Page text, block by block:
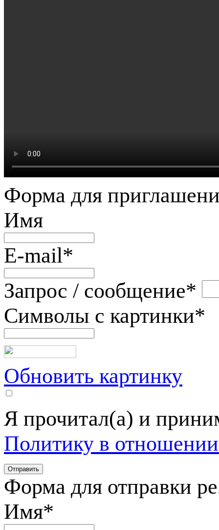
Форма для
Имя
E-mail*
Запрос / сообщение*
Символы с картинки*
Обновить картинку
Я прочитал(а) и
Политику в
Форма для отправки
Имя*